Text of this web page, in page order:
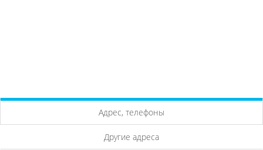
Адрес, телефоны
Другие адреса